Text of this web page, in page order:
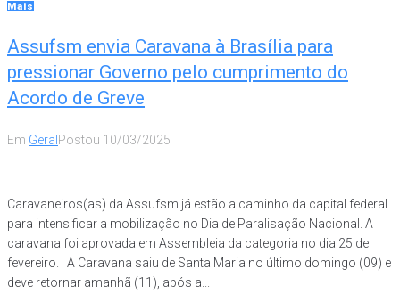
Mais
Assufsm envia Caravana à Brasília para
pressionar Governo pelo cumprimento do
Acordo de Greve
Em Geral Postou 10/03/2025
Caravaneiros(as) da Assufsm já estão a caminho da capital federal
para intensificar a mobilização no Dia de Paralisação Nacional. A
caravana foi aprovada em Assembleia da categoria no dia 25 de
fevereiro. A Caravana saiu de Santa Maria no último domingo (09) e
deve retornar amanhã (11), após a...